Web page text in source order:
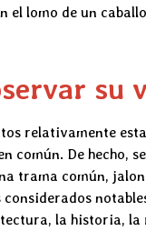
el lomo de un
su
relativamente
común. De hecho,
trama común,
considerados
la historia,